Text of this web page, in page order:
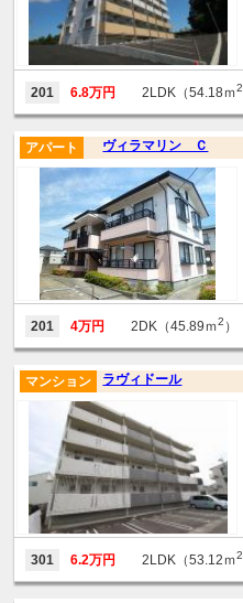
201 6.8万円 2LDK（54.18ｍ2
ヴィラマリン Ｃ
アパート
201 4万円 2DK（45.89ｍ2 ）
ラヴィドール
マンション
301 6.2万円 2LDK（53.12ｍ2